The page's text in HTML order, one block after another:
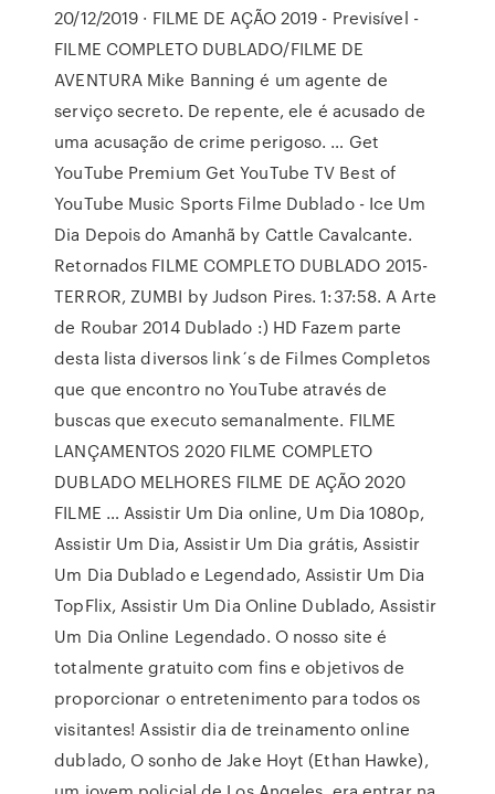
20/12/2019 · FILME DE AÇÃO 2019 - Previsível -
FILME COMPLETO DUBLADO/FILME DE
AVENTURA Mike Banning é um agente de
serviço secreto. De repente, ele é acusado de
uma acusação de crime perigoso. … Get
YouTube Premium Get YouTube TV Best of
YouTube Music Sports Filme Dublado - Ice Um
Dia Depois do Amanhã by Cattle Cavalcante.
Retornados FILME COMPLETO DUBLADO 2015-
TERROR, ZUMBI by Judson Pires. 1:37:58. A Arte
de Roubar 2014 Dublado :) HD Fazem parte
desta lista diversos link´s de Filmes Completos
que que encontro no YouTube através de
buscas que executo semanalmente. FILME
LANÇAMENTOS 2020 FILME COMPLETO
DUBLADO MELHORES FILME DE AÇÃO 2020
FILME … Assistir Um Dia online, Um Dia 1080p,
Assistir Um Dia, Assistir Um Dia grátis, Assistir
Um Dia Dublado e Legendado, Assistir Um Dia
TopFlix, Assistir Um Dia Online Dublado, Assistir
Um Dia Online Legendado. O nosso site é
totalmente gratuito com fins e objetivos de
proporcionar o entretenimento para todos os
visitantes! Assistir dia de treinamento online
dublado, O sonho de Jake Hoyt (Ethan Hawke),